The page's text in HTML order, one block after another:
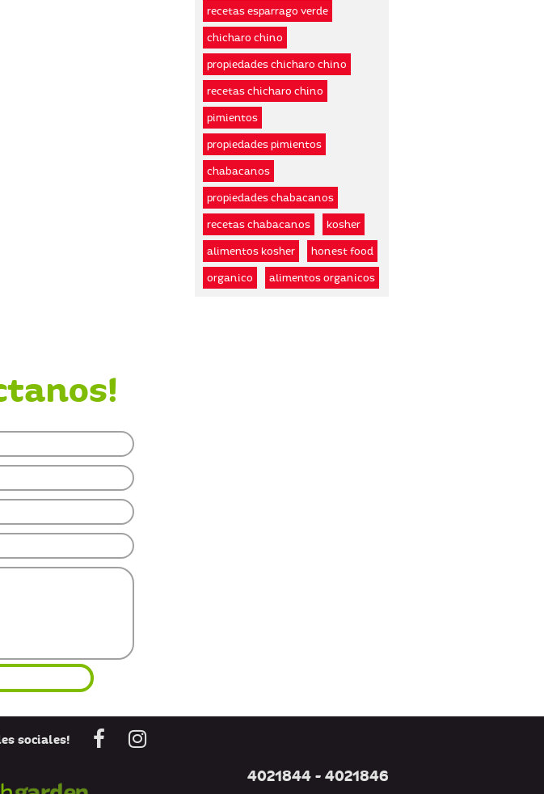
recetas esparrago verde
chicharo chino
propiedades chicharo chino
recetas chicharo chino
pimientos
propiedades pimientos
chabacanos
propiedades chabacanos
recetas chabacanos
kosher
alimentos kosher
honest food
organico
alimentos organicos
sociales!
4021844 - 4021846